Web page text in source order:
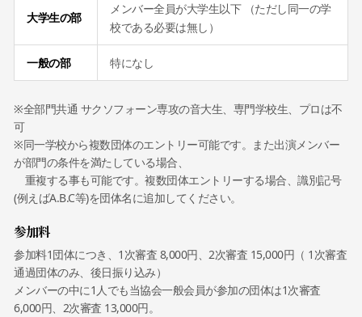
大学生の部
メンバー全員が大学生以下 （ただし同一の学
校である必要は無し）
一般の部 特になし
※全部門共通 サクソフォーン専攻の音大生、専門学校生、プロは不
可
※同一学校から複数団体のエントリー可能です。また出演メンバー
が部門の条件を満たしている場合、
重複する事も可能です。複数団体エントリーする場合、識別記号
(例えばA.B.C等)を団体名に追加してください。
参加料
参加料1団体につき、1次審査 8,000円、2次審査 15,000円（ 1次審査
通過団体のみ、後日振り込み）
メンバーの中に1人でも当協会一般会員が参加の団体は1次審査
6,000円、2次審査 13,000円。